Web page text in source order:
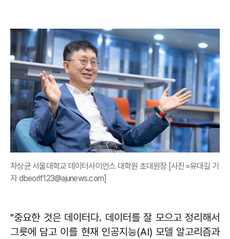
차상균 서울대학교 데이터사이언스 대학원 초대원장 [사진=유대길 기
자 dbeorlf123@ajunews.com]
"중요한 것은 데이터다. 데이터를 잘 모으고 정리해서
그릇에 담고 이를 현재 인공지능(AI) 모델 알고리즘과